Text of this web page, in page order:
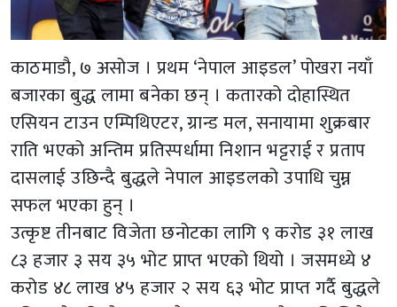
काठमाडौ, ७ असोज । प्रथम ‘नेपाल आइडल’ पोखरा नयाँ
बजारका बुद्ध लामा बनेका छन् । कतारको दोहास्थित
एसियन टाउन एम्पिथिएटर, ग्रान्ड मल, सनायामा शुक्रबार
राति भएको अन्तिम प्रतिस्पर्धामा निशान भट्टराई र प्रताप
दासलाई उछिन्दै बुद्धले नेपाल आइडलको उपाधि चुम्न
सफल भएका हुन् ।
उत्कृष्ट तीनबाट विजेता छनोटका लागि ९ करोड ३१ लाख
८३ हजार ३ सय ३५ भोट प्राप्त भएको थियो । जसमध्ये ४
करोड ४८ लाख ४५ हजार २ सय ६३ भोट प्राप्त गर्दै बुद्धले